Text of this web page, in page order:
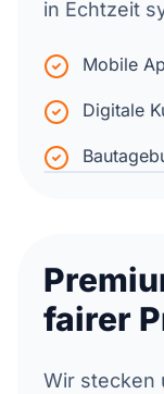
in Echtzeit
Mobile
Digitale
fairer
Wir stecken